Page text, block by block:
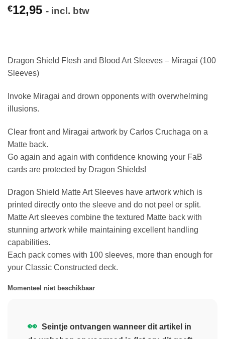
€12,95 - incl. btw
Dragon Shield Flesh and Blood Art Sleeves – Miragai (100
Sleeves)
Invoke Miragai and drown opponents with overwhelming
illusions.
Clear front and Miragai artwork by Carlos Cruchaga on a
Matte back.
Go again and again with confidence knowing your FaB
cards are protected by Dragon Shields!
Dragon Shield Matte Art Sleeves have artwork which is
printed directly onto the sleeve and do not peel or split.
Matte Art sleeves combine the textured Matte back with
stunning artwork while maintaining excellent handling
capabilities.
Each pack comes with 100 sleeves, more than enough for
your Classic Constructed deck.
Momenteel niet beschikbaar
👀 Seintje ontvangen wanneer dit artikel in